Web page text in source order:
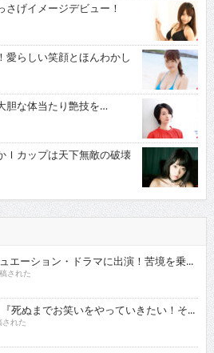
げイメージデビュー！
らしい笑顔とほんわかし
な体当たり艶技を…
カップは天下無敵の破壊
エーション・ドラマに出演！苦境を乗...
された
死ぬまでお笑いをやっていきたい！そ...
れた